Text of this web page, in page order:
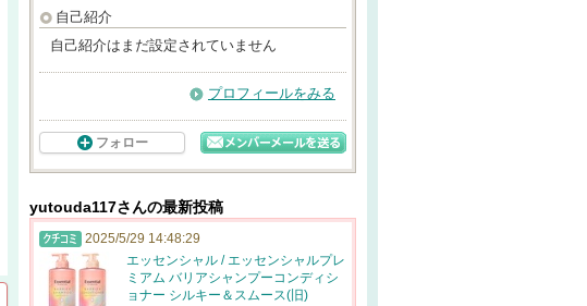
自己紹介
自己紹介はまだ設定されていません
プロフィールをみる
フォロー
yutouda117さんの最新投稿
2025/5/29 14:48:29
エッセンシャル / エッセンシャルプレ
ミアム バリアシャンプーコンディシ
ョナー シルキー＆スムース(旧)